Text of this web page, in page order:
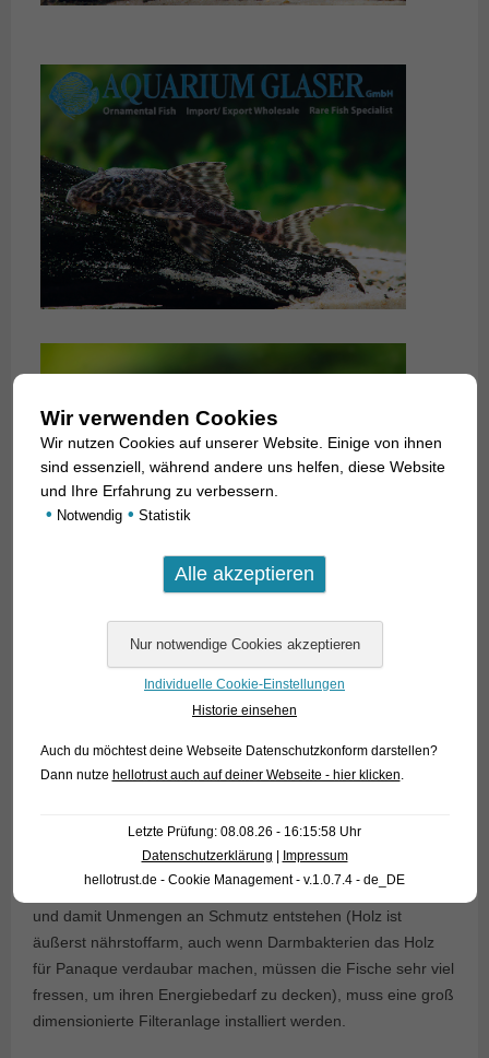
Die Art erhielt mit L351 eine eigene Codenummer. Leider
wird L351 nur sehr selten importiert, weil die meisten Photos
zeigen. In Wirklichkeit ist das Tier nach einer gewissen
Eingewöhnung aber ausgesprochen hübsch gefärbt! L351
Panaqolusund wird nur etwa 15-20 cm lang. Ein
großer Anteil der Nahrung dieser Fische ist Holz, das niemals
im Aquarium fehlen darf. Weil durch das Holzfressen viel Kot
und damit Unmengen an Schmutz entstehen (Holz ist
äußerst nährstoffarm, auch wenn Darmbakterien das Holz
für Panaque verdaubar machen, müssen die Fische sehr viel
fressen, um ihren Energiebedarf zu decken), muss eine groß
dimensionierte Filteranlage installiert werden.
Wir verwenden Cookies
Wir nutzen Cookies auf unserer Website. Einige von ihnen
sind essenziell, während andere uns helfen, diese Website
und Ihre Erfahrung zu verbessern.
• Notwendig • Statistik
Individuelle Cookie-Einstellungen
Historie einsehen
Auch du möchtest deine Webseite Datenschutzkonform darstellen?
Dann nutze hellotrust auch auf deiner Webseite - hier klicken
Letzte Prüfung: 08.08.26 - 16:15:58 Uhr
Datenschutzerklärung | Impressum
hellotrust.de - Cookie Management - v.1.0.7.4 - de_DE